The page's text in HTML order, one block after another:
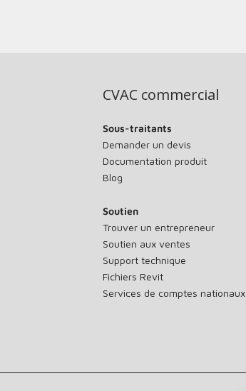
CVAC commercial
Sous-traitants
Demander un devis
Documentation produit
Blog
Soutien
Trouver un entrepreneur
Soutien aux ventes
Support technique
Fichiers Revit
Services de comptes nationaux